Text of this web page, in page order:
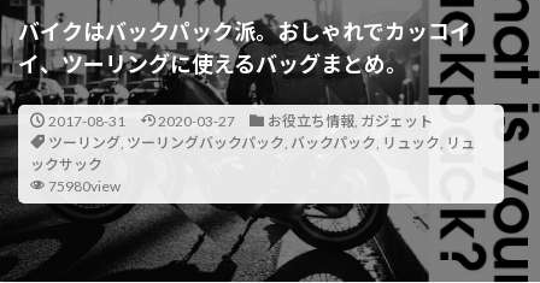
バイクはバックパック派。おしゃれでカッコイ
イ、ツーリングに使えるバッグまとめ。
2017-08-31 2020-03-27 お役立ち情報, ガジェット
ツーリング, ツーリングバックパック, バックパック, リュック, リュ
ックサック
75980view